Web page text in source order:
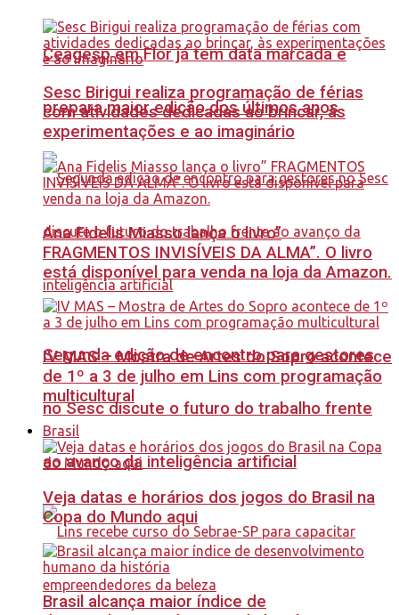
Ceagesp em Flor já tem data marcada e
prepara maior edição dos últimos anos
Segunda edição de encontro para gestores
no Sesc discute o futuro do trabalho frente
ao avanço da inteligência artificial
Sesc Birigui realiza programação de férias
com atividades dedicadas ao brincar, às
experimentações e ao imaginário
Ana Fidelis Miasso lança o livro”
FRAGMENTOS INVISÍVEIS DA ALMA”. O livro
está disponível para venda na loja da Amazon.
IV MAS – Mostra de Artes do Sopro acontece
de 1º a 3 de julho em Lins com programação
multicultural
Brasil
Veja datas e horários dos jogos do Brasil na
Copa do Mundo aqui
Brasil alcança maior índice de